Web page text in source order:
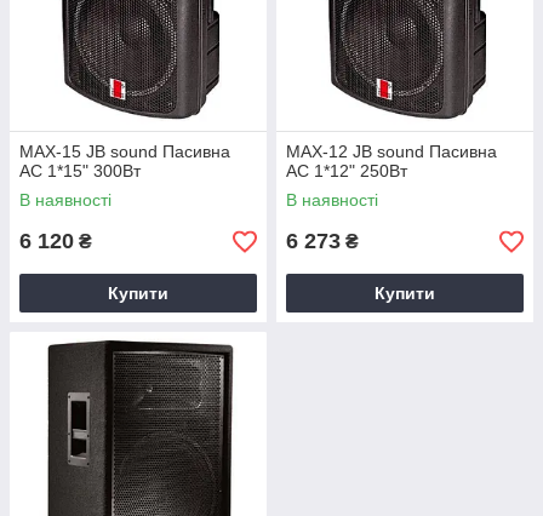
MAX-15 JB sound Пасивна
АС 1*15" 300Вт
В наявності
6 120 ₴
Купити
MAX-12 JB sound Пасивна
АС 1*12" 250Вт
В наявності
6 273 ₴
Купити